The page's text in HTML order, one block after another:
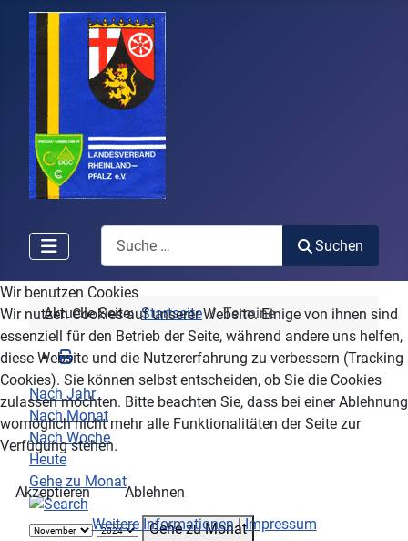
Search
Suchen
Aktuelle Seite:Startseite Termine
Nach Jahr
Nach Monat
Nach Woche
Heute
Gehe zu Monat
Gehe zu Monat
Wir benutzen Cookies
Wir nutzen Cookies auf unserer Website. Einige von ihnen sind
essenziell für den Betrieb der Seite, während andere uns helfen,
diese Website und die Nutzererfahrung zu verbessern (Tracking
Cookies). Sie können selbst entscheiden, ob Sie die Cookies
zulassen möchten. Bitte beachten Sie, dass bei einer Ablehnung
womöglich nicht mehr alle Funktionalitäten der Seite zur
Verfügung stehen.
Akzeptieren
Ablehnen
Weitere Informationen|Impressum